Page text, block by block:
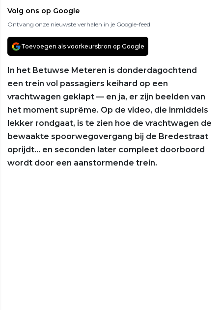
Volg ons op Google
Ontvang onze nieuwste verhalen in je Google-feed
Toevoegen als voorkeursbron op Google
In het Betuwse Meteren is donderdagochtend
een trein vol passagiers keihard op een
vrachtwagen geklapt — en ja, er zijn beelden van
het moment suprême. Op de video, die inmiddels
lekker rondgaat, is te zien hoe de vrachtwagen de
bewaakte spoorwegovergang bij de Bredestraat
oprijdt… en seconden later compleet doorboord
wordt door een aanstormende trein.